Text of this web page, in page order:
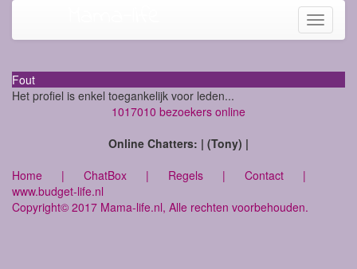
Toggle
Fout
Het profiel is enkel toegankelijk voor leden...
1017010 bezoekers online
Online Chatters: | (Tony) |
Home | ChatBox | Regels | Contact |
www.budget-life.nl
Copyright© 2017 Mama-life.nl, Alle rechten voorbehouden.